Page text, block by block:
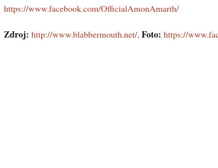
https://www.facebook.com/OfficialAmonAmarth/
Zdroj: http://www.blabbermouth.net/, Foto: https://